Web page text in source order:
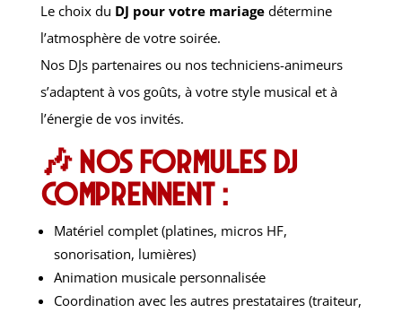
Le choix du DJ pour votre mariagedétermine
l’atmosphère de votre soirée.
Nos DJs partenaires ou nos techniciens-animeurs
s’adaptent à vos goûts, à votre style musical et à
l’énergie de vos invités.
🎶 Nos formules DJ
comprennent :
Matériel complet (platines, micros HF,
sonorisation, lumières)
Animation musicale personnalisée
Coordination avec les autres prestataires (traiteur,